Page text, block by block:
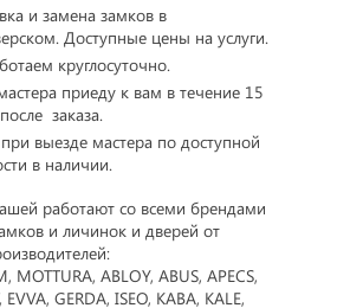
и замена замков в
Доступные цены на услуги.
круглосуточно.
приеду к вам в течение 15
заказа.
выезде мастера по доступной
в наличии.
работают со всеми брендами
и личинок и дверей от
MOTTURA, ABLOY, ABUS, APECS,
EVVA, GERDA, ISEO, KABA, KALE,